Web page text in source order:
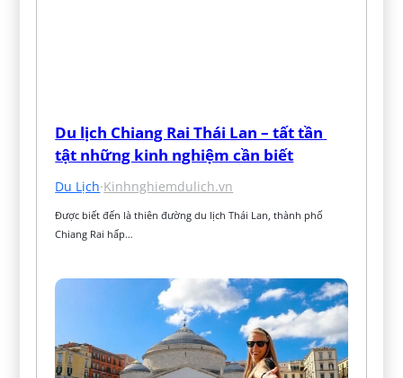
Du lịch Chiang Rai Thái Lan – tất tần
tật những kinh nghiệm cần biết
Du Lịch·Kinhnghiemdulich.vn
Được biết đến là thiên đường du lịch Thái Lan, thành phố
Chiang Rai hấp…